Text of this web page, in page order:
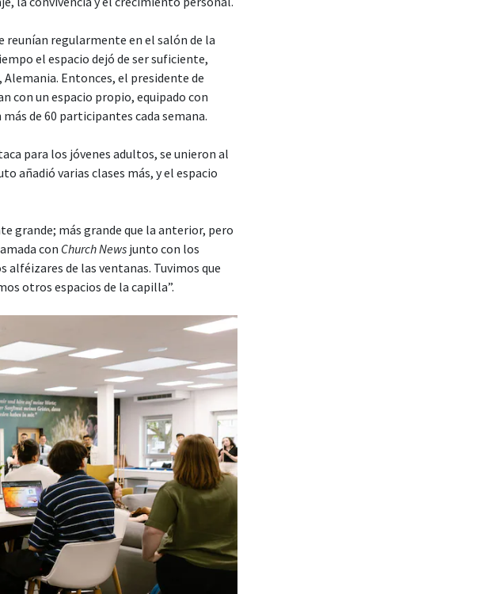
reunían regularmente en el salón de la
el espacio dejó de ser suficiente,
Entonces, el presidente de
con un espacio propio, equipado con
de 60 participantes cada semana.
para los jóvenes adultos, se unieron al
añadió varias clases más, y el espacio
grande; más grande que la anterior, pero
con Church News junto con los
alféizares de las ventanas. Tuvimos que
otros espacios de la capilla”.